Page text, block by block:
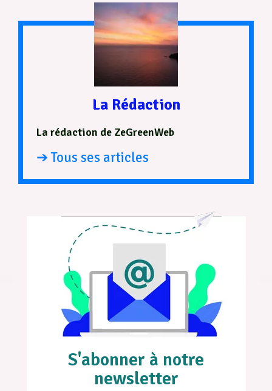
La Rédaction
La rédaction de ZeGreenWeb
➔ Tous ses articles
S'abonner à notre
newsletter